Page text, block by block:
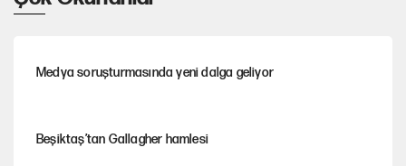
Medya soruşturmasında yeni dalga geliyor
Beşiktaş’tan Gallagher hamlesi